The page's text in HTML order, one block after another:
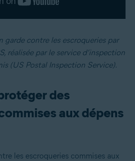
garde contre les escroqueries par
réalisée par le service d’inspection
(US Postal Inspection Service).
des
aux dépens
les escroqueries commises aux